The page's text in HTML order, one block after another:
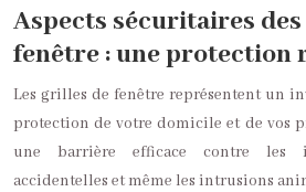
Aspects sécuritaires
fenêtre : une protection
Les grilles de fenêtre représentent un
protection de votre domicile et de vos
une barrière efficace contre les
accidentelles et même les intrusions